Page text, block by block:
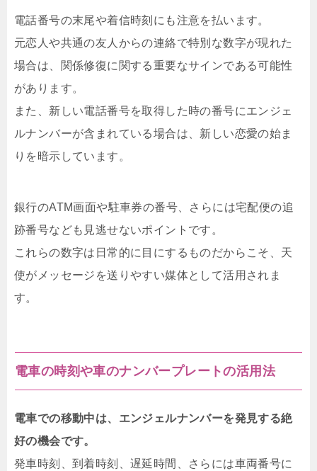
電話番号の末尾や着信時刻にも注意を払います。
元恋人や共通の友人からの連絡で特別な数字が現れた
場合は、関係修復に関する重要なサインである可能性
があります。
また、新しい電話番号を取得した時の番号にエンジェ
ルナンバーが含まれている場合は、新しい恋愛の始ま
りを暗示しています。
銀行のATM画面や駐車券の番号、さらには宅配便の追
跡番号なども見逃せないポイントです。
これらの数字は日常的に目にするものだからこそ、天
使がメッセージを送りやすい媒体として活用されま
す。
電車の時刻や車のナンバープレートの活用法
電車での移動中は、エンジェルナンバーを発見する絶
好の機会です。
発車時刻、到着時刻、遅延時間、さらには車両番号に